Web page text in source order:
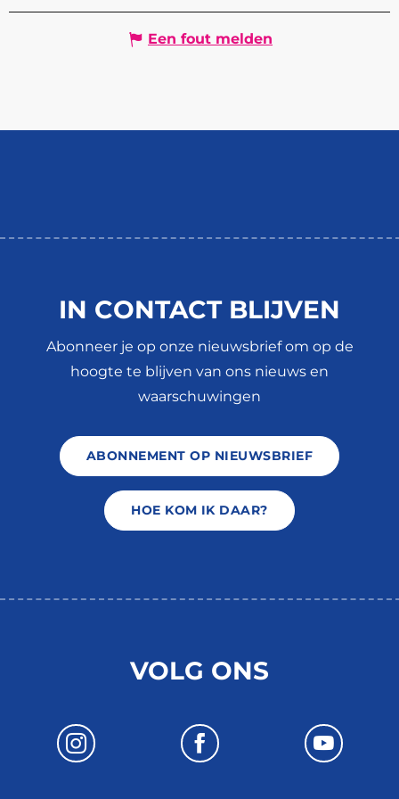
Een fout melden
IN CONTACT BLIJVEN
Abonneer je op onze nieuwsbrief om op de
hoogte te blijven van ons nieuws en
waarschuwingen
ABONNEMENT OP NIEUWSBRIEF
HOE KOM IK DAAR?
VOLG ONS